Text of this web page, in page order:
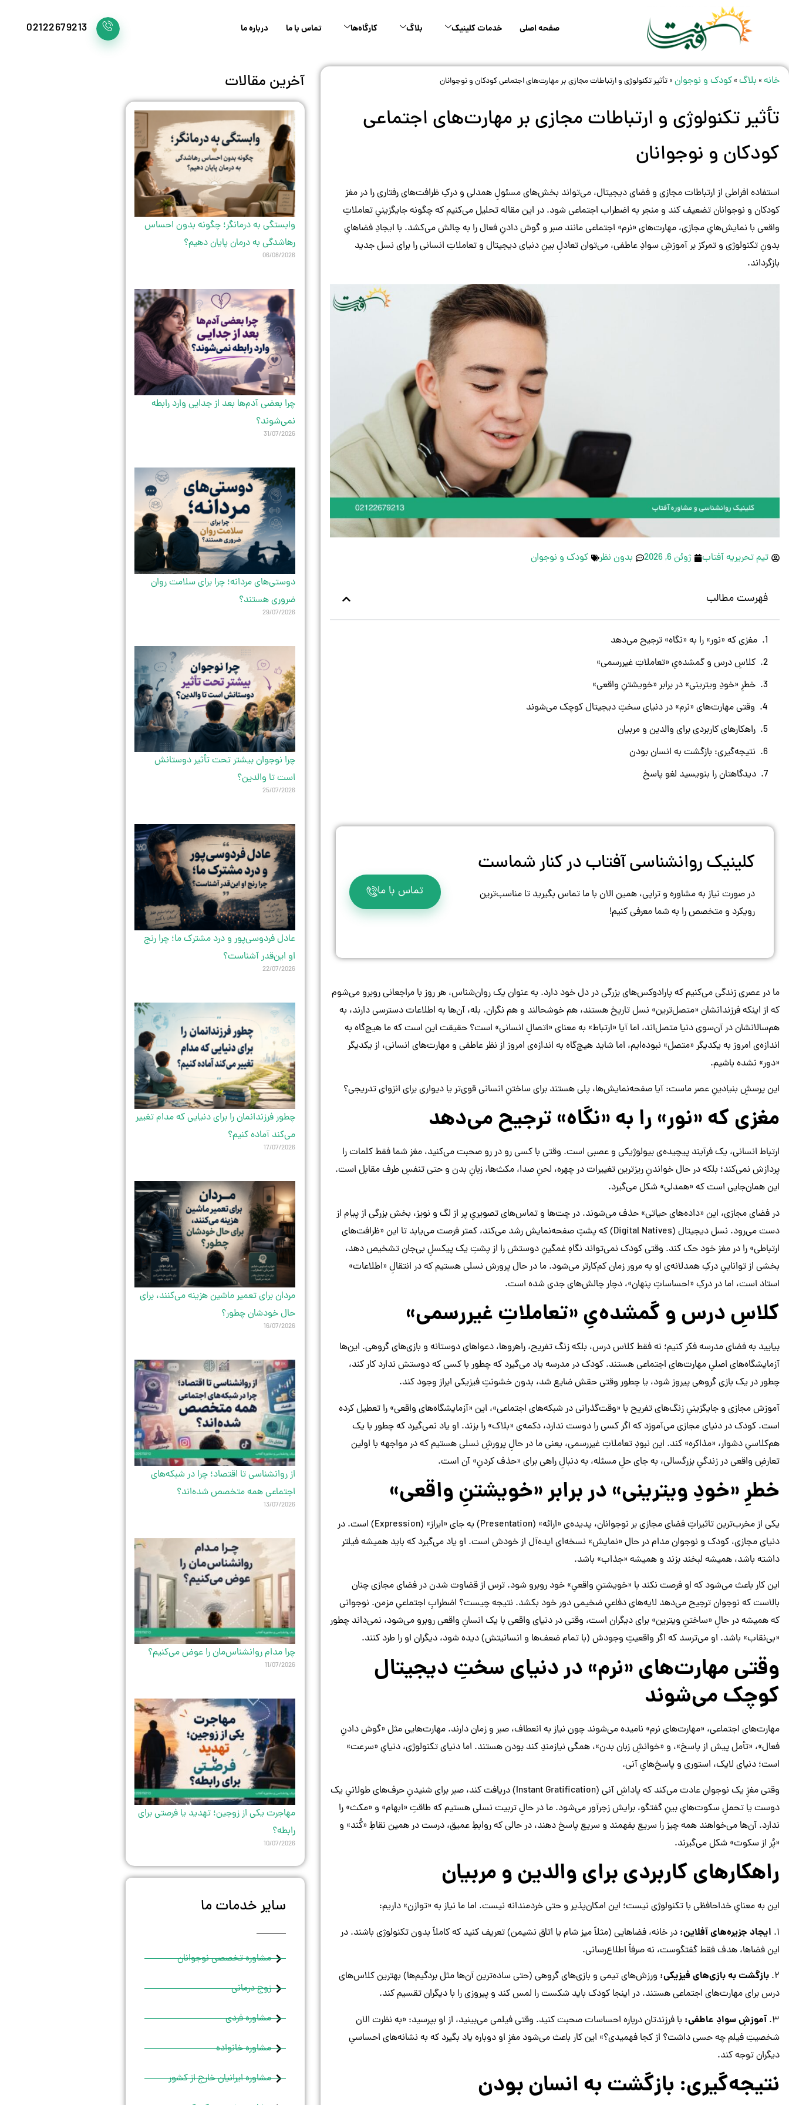
صفحه اصلی خدمات کلینیک بلاگ کارگاه‌ها تماس با ما درباره ما 02122679213
خانه» بلاگ»کودک و نوجوان»تأثیر تکنولوژی و ارتباطات مجازی بر مهارت‌های اجتماعی کودکان و نوجوانان
تأثیر تکنولوژی و ارتباطات مجازی بر مهارت‌های اجتماعی
کودکان و نوجوانان
استفاده افراطی از ارتباطات مجازی و فضای دیجیتال، می‌تواند بخش‌های مسئولِ همدلی و درکِ ظرافت‌های رفتاری را در مغز
کودکان و نوجوانان تضعیف کند و منجر به اضطراب اجتماعی شود. در این مقاله تحلیل می‌کنیم که چگونه جایگزینیِ تعاملاتِ
واقعی با نمایش‌هایِ مجازی، مهارت‌های «نرم» اجتماعی مانند صبر و گوش دادنِ فعال را به چالش می‌کشد. با ایجادِ فضاهایِ
بدونِ تکنولوژی و تمرکز بر آموزشِ سوادِ عاطفی، می‌توان تعادلِ بینِ دنیای دیجیتال و تعاملاتِ انسانی را برای نسل جدید
بازگرداند.
تیم تحریریه آفتاب ژوئن 6, 2026 بدون نظر کودک و نوجوان
فهرست مطالب
مغزی که «نور» را به «نگاه» ترجیح می‌دهد
کلاسِ درس و گمشده‌یِ «تعاملاتِ غیررسمی»
خطرِ «خودِ ویترینی» در برابر «خویشتنِ واقعی»
وقتی مهارت‌های «نرم» در دنیای سختِ دیجیتال کوچک می‌شوند
راهکارهای کاربردی برای والدین و مربیان
نتیجه‌گیری: بازگشت به انسان بودن
دیدگاهتان را بنویسید لغو پاسخ
کلینیک روانشناسی آفتاب در کنار شماست
در صورت نیاز به مشاوره و تراپی، همین الان با ما تماس بگیرید تا مناسب‌ترین
رویکرد و متخصص را به شما معرفی کنیم!
تماس با ما
ما در عصری زندگی می‌کنیم که پارادوکس‌های بزرگی در دل خود دارد. به عنوان یک روان‌شناس، هر روز با مراجعانی روبرو می‌شوم
که از اینکه فرزندانشان «متصل‌ترین» نسل تاریخ هستند، هم خوشحالند و هم نگران. بله، آن‌ها به اطلاعات دسترسی دارند، به
هم‌سالانشان در آن‌سوی دنیا متصل‌اند، اما آیا «ارتباط» به معنای «اتصالِ انسانی» است؟ حقیقت این است که ما هیچ‌گاه به
اندازه‌ی امروز به یکدیگر «متصل» نبوده‌ایم، اما شاید هیچ‌گاه به اندازه‌ی امروز از نظر عاطفی و مهارت‌های انسانی، از یکدیگر
«دور» نشده باشیم.
این پرسشِ بنیادینِ عصر ماست: آیا صفحه‌نمایش‌ها، پلی هستند برای ساختنِ انسانی قوی‌تر یا دیواری برای انزوای تدریجی؟
مغزی که «نور» را به «نگاه» ترجیح می‌دهد
ارتباط انسانی، یک فرآیند پیچیده‌ی بیولوژیکی و عصبی است. وقتی با کسی رو در رو صحبت می‌کنید، مغز شما فقط کلمات را
پردازش نمی‌کند؛ بلکه در حال خواندنِ ریزترین تغییرات در چهره، لحنِ صدا، مکث‌ها، زبانِ بدن و حتی تنفسِ طرف مقابل است.
این همان‌جایی است که «همدلی» شکل می‌گیرد.
در فضای مجازی، این «داده‌های حیاتی» حذف می‌شوند. در چت‌ها و تماس‌های تصویریِ پر از لگ و نویز، بخش بزرگی از پیام از
دست می‌رود. نسل دیجیتال (Digital Natives) که پشتِ صفحه‌نمایش رشد می‌کند، کمتر فرصت می‌یابد تا این «ظرافت‌های
ارتباطی» را در مغز خود حک کند. وقتی کودک نمی‌تواند نگاهِ غمگینِ دوستش را از پشتِ یک پیکسلِ بی‌جان تشخیص دهد،
بخشی از تواناییِ درکِ همدلانه‌ی او به مرور زمان کم‌کارتر می‌شود. ما در حال پرورش نسلی هستیم که در انتقالِ «اطلاعات»
استاد است، اما در درکِ «احساساتِ پنهان»، دچار چالش‌های جدی شده است.
کلاسِ درس و گمشده‌یِ «تعاملاتِ غیررسمی»
بیایید به فضای مدرسه فکر کنیم؛ نه فقط کلاس درس، بلکه زنگ تفریح، راهروها، دعواهای دوستانه و بازی‌های گروهی. این‌ها
آزمایشگاه‌های اصلیِ مهارت‌های اجتماعی هستند. کودک در مدرسه یاد می‌گیرد که چطور با کسی که دوستش ندارد کار کند،
چطور در یک بازی گروهی پیروز شود، یا چطور وقتی حقش ضایع شد، بدون خشونتِ فیزیکی ابراز وجود کند.
آموزش مجازی و جایگزینیِ زنگ‌های تفریح با «وقت‌گذرانی در شبکه‌های اجتماعی»، این «آزمایشگاه‌های واقعی» را تعطیل کرده
است. کودک در دنیای مجازی می‌آموزد که اگر کسی را دوست ندارد، دکمه‌ی «بلاک» را بزند. او یاد نمی‌گیرد که چطور با یک
هم‌کلاسیِ دشوار، «مذاکره» کند. این نبودِ تعاملاتِ غیررسمی، یعنی ما در حالِ پرورشِ نسلی هستیم که در مواجهه با اولین
تعارضِ واقعی در زندگیِ بزرگسالی، به جای حلِ مسئله، به دنبالِ راهی برای «حذف کردنِ» آن است.
خطرِ «خودِ ویترینی» در برابر «خویشتنِ واقعی»
یکی از مخرب‌ترین تاثیراتِ فضای مجازی بر نوجوانان، پدیده‌ی «ارائه» (Presentation) به جای «ابراز» (Expression) است. در
دنیای مجازی، کودک و نوجوان مدام در حال «نمایش» نسخه‌ای ایده‌آل از خودش است. او یاد می‌گیرد که باید همیشه فیلتر
داشته باشد، همیشه لبخند بزند و همیشه «جذاب» باشد.
این کار باعث می‌شود که او فرصت نکند با «خویشتنِ واقعیِ» خود روبرو شود. ترس از قضاوت شدن در فضای مجازی چنان
بالاست که نوجوان ترجیح می‌دهد لایه‌های دفاعیِ ضخیمی دور خود بکشد. نتیجه چیست؟ اضطرابِ اجتماعیِ مزمن. نوجوانی
که همیشه در حالِ «ساختنِ ویترین» برای دیگران است، وقتی در دنیای واقعی با یک انسانِ واقعی روبرو می‌شود، نمی‌داند چطور
«بی‌نقاب» باشد. او می‌ترسد که اگر واقعیتِ وجودش (با تمام ضعف‌ها و انسانیتش) دیده شود، دیگران او را طرد کنند.
وقتی مهارت‌های «نرم» در دنیای سختِ دیجیتال
کوچک می‌شوند
مهارت‌های اجتماعی، «مهارت‌های نرم» نامیده می‌شوند چون نیاز به انعطاف، صبر و زمان دارند. مهارت‌هایی مثل «گوش دادنِ
فعال»، «تأمل پیش از پاسخ»، و «خوانشِ زبان بدن»، همگی نیازمندِ کند بودن هستند. اما دنیای تکنولوژی، دنیایِ «سرعت»
است؛ دنیای لایک، استوری و پاسخ‌هایِ آنی.
وقتی مغزِ یک نوجوان عادت می‌کند که پاداشِ آنی (Instant Gratification) دریافت کند، صبر برای شنیدنِ حرف‌های طولانیِ یک
دوست یا تحملِ سکوت‌هایِ بینِ گفتگو، برایش زجرآور می‌شود. ما در حالِ تربیت نسلی هستیم که طاقتِ «ابهام» و «مکث» را
ندارد. آن‌ها می‌خواهند همه چیز را سریع بفهمند و سریع پاسخ دهند، در حالی که روابطِ عمیق، درست در همین نقاطِ «کُند» و
«پُر از سکوت» شکل می‌گیرند.
راهکارهای کاربردی برای والدین و مربیان
این به معنایِ خداحافظی با تکنولوژی نیست؛ این امکان‌پذیر و حتی خردمندانه نیست. اما ما نیاز به «توازن» داریم:
۱. ایجاد جزیره‌های آفلاین: در خانه، فضاهایی (مثلاً میز شام یا اتاق نشیمن) تعریف کنید که کاملاً بدون تکنولوژی باشند. در
این فضاها، هدف فقط گفتگوست، نه صرفاً اطلاع‌رسانی.
۲. بازگشت به بازی‌های فیزیکی: ورزش‌های تیمی و بازی‌های گروهی (حتی ساده‌ترین آن‌ها مثل بردگیم‌ها) بهترین کلاس‌های
درس برای مهارت‌های اجتماعی هستند. در اینجا کودک باید شکست را لمس کند و پیروزی را با دیگران تقسیم کند.
۳. آموزشِ سوادِ عاطفی: با فرزندتان درباره احساسات صحبت کنید. وقتی فیلمی می‌بینید، از او بپرسید: «به نظرت الان
شخصیتِ فیلم چه حسی داشت؟ از کجا فهمیدی؟» این کار باعث می‌شود مغزِ او دوباره یاد بگیرد که به نشانه‌های احساسیِ
دیگران توجه کند.
نتیجه‌گیری: بازگشت به انسان بودن
آخرین مقالات
وابستگی به درمانگر؛ چگونه بدون احساس
رهاشدگی به درمان پایان دهیم؟
06/08/2026
چرا بعضی آدم‌ها بعد از جدایی وارد رابطه
نمی‌شوند؟
31/07/2026
دوستی‌های مردانه؛ چرا برای سلامت روان
ضروری هستند؟
29/07/2026
چرا نوجوان بیشتر تحت تأثیر دوستانش
است تا والدین؟
25/07/2026
عادل فردوسی‌پور و درد مشترک ما؛ چرا رنج
او این‌قدر آشناست؟
22/07/2026
چطور فرزندانمان را برای دنیایی که مدام تغییر
می‌کند آماده کنیم؟
17/07/2026
مردان برای تعمیر ماشین هزینه می‌کنند، برای
حال خودشان چطور؟
16/07/2026
از روانشناسی تا اقتصاد؛ چرا در شبکه‌های
اجتماعی همه متخصص شده‌اند؟
13/07/2026
چرا مدام روانشناس‌مان را عوض می‌کنیم؟
11/07/2026
مهاجرت یکی از زوجین؛ تهدید یا فرصتی برای
رابطه؟
10/07/2026
سایر خدمات ما
مشاوره تخصصی نوجوانان
زوج درمانی
مشاوره فردی
مشاوره خانواده
مشاوره ایرانیان خارج از کشور